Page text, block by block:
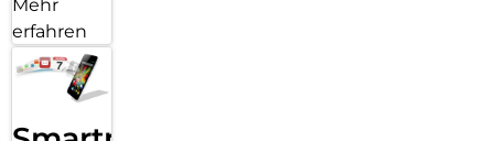
Mehr
erfahren